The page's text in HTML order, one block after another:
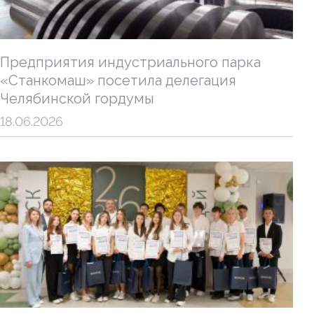
Предприятия индустриального парка
«Станкомаш» посетила делегация
Челябинской гордумы
18.06.2026